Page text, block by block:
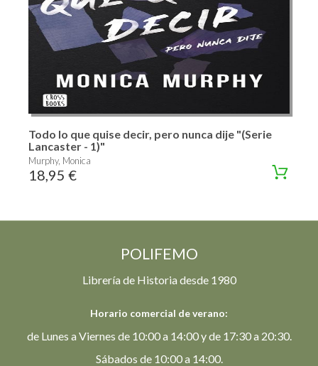
Todo lo que quise decir, pero nunca dije "(Serie
Lancaster - 1)"
Murphy, Monica
18,95 €
POLIFEMO
Librería de Historia desde 1980
Horario comercial de verano:
de Lunes a Viernes de 10:00 a 14:00 y de 17:30 a 20:30.
Sábados de 10:00 a 14:00.